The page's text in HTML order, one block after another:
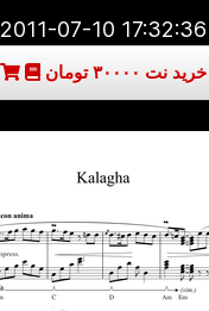
2011-07-10 17:32:36
خرید نت ۳۰۰۰۰ تومان